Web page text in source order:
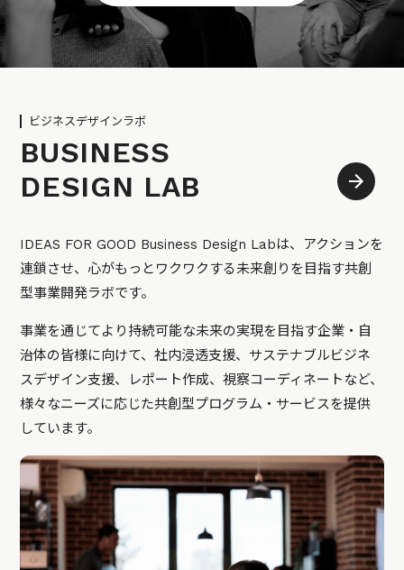
ビジネスデザインラボ
BUSINESS
DESIGN LAB
IDEAS FOR GOOD Business Design Labは、アクションを
連鎖させ、心がもっとワクワクする未来創りを目指す共創
型事業開発ラボです。
事業を通じてより持続可能な未来の実現を目指す企業・自
治体の皆様に向けて、社内浸透支援、サステナブルビジネ
スデザイン支援、レポート作成、視察コーディネートなど、
様々なニーズに応じた共創型プログラム・サービスを提供
しています。